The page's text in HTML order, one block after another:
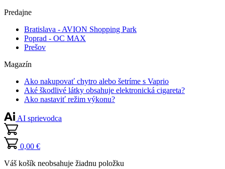
Predajne
Bratislava - AVION Shopping Park
Poprad - OC MAX
Prešov
Magazín
Ako nakupovať chytro alebo šetríme s Vaprio
Aké škodlivé látky obsahuje elektronická cigareta?
Ako nastaviť režim výkonu?
AI sprievodca
0,00 €
Váš košík neobsahuje žiadnu položku